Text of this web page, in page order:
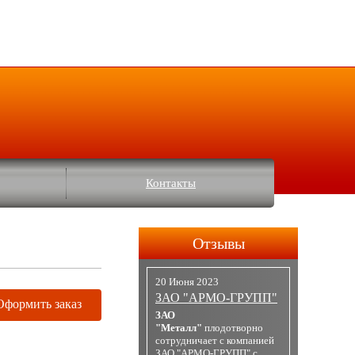
Контакты
заказ
Отзывы
20 Июня 2023
ЗАО "АРМО-ГРУПП"
ЗАО
"Металл" плодотворно
сотрудничает с компанией